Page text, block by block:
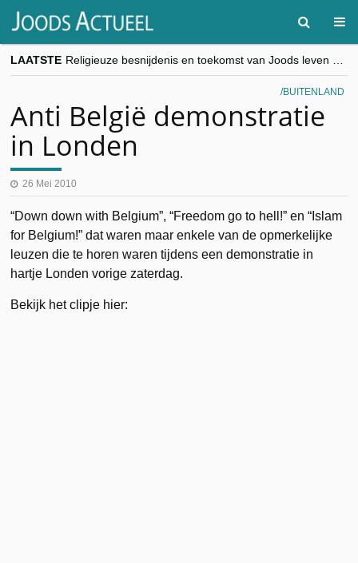
LAATSTE
“Besnijdenisdebat toont hoe moeilijk seculiere Westen minderheden begrijpt”, Jinnih Beels (Vooruit)
CITYTRIP | ROEMENIË – Boekarest: de verrassing van Oost-Europa
BUITENLAND
Anti België demonstratie
in Londen
26 Mei 2010
“Down down with Belgium”, “Freedom go to hell!” en “Islam
for Belgium!” dat waren maar enkele van de opmerkelijke
leuzen die te horen waren tijdens een demonstratie in
hartje Londen vorige zaterdag.
Bekijk het clipje hier: